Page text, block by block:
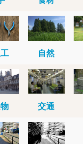
自然
交通